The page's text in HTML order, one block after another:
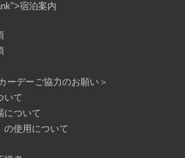
宿泊案内
ーデーご協力のお願い＞
いて
について
の使用について